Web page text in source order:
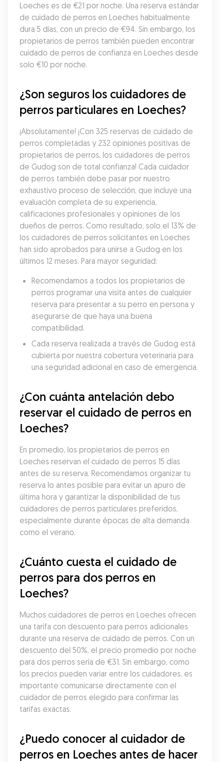
Loeches es de €21 por noche. Una reserva estándar
de cuidado de perros en Loeches habitualmente
dura 5 días, con un precio de €94. Sin embargo, los
propietarios de perros también pueden encontrar
cuidado de perros de confianza en Loeches desde
solo €10 por noche.
¿Son seguros los cuidadores de
perros particulares en Loeches?
¡Absolutamente! ¡Con 325 reservas de cuidado de
perros completadas y 232 opiniones positivas de
propietarios de perros, los cuidadores de perros
de Gudog son de total confianza! Cada cuidador
de perros también debe pasar por nuestro
exhaustivo proceso de selección, que incluye una
evaluación completa de su experiencia,
calificaciones profesionales y opiniones de los
dueños de perros. Como resultado, solo el 13% de
los cuidadores de perros solicitantes en Loeches
han sido aprobados para unirse a Gudog en los
últimos 12 meses. Para mayor seguridad:
Recomendamos a todos los propietarios de
perros programar una visita antes de cualquier
reserva para presentar a su perro en persona y
asegurarse de que haya una buena
compatibilidad.
Cada reserva realizada a través de Gudog está
cubierta por nuestra cobertura veterinaria para
una seguridad adicional en caso de emergencia.
¿Con cuánta antelación debo
reservar el cuidado de perros en
Loeches?
En promedio, los propietarios de perros en
Loeches reservan el cuidado de perros 15 días
antes de su reserva. Recomendamos organizar tu
reserva lo antes posible para evitar un apuro de
última hora y garantizar la disponibilidad de tus
cuidadores de perros particulares preferidos,
especialmente durante épocas de alta demanda
como el verano.
¿Cuánto cuesta el cuidado de
perros para dos perros en
Loeches?
Muchos cuidadores de perros en Loeches ofrecen
una tarifa con descuento para perros adicionales
durante una reserva de cuidado de perros. Con un
descuento del 50%, el precio promedio por noche
para dos perros sería de €31. Sin embargo, como
los precios pueden variar entre los cuidadores, es
importante comunicarse directamente con el
cuidador de perros elegido para confirmar las
tarifas exactas.
¿Puedo conocer al cuidador de
perros en Loeches antes de hacer